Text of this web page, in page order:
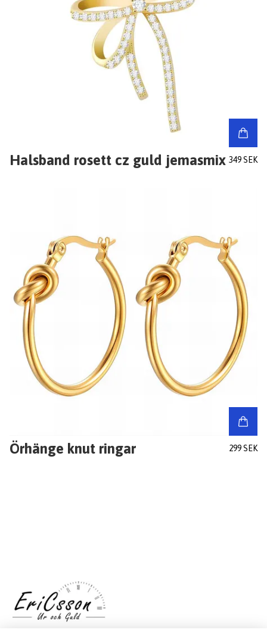
Halsband rosett cz guld jemasmix 349 SEK
Örhänge knut ringar 299 SEK